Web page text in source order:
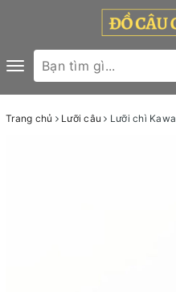
Toggle
navigation
Trang chủ Lưỡi câu Lưỡi chì Kawa